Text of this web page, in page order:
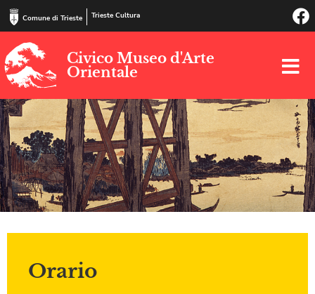
Comune di Trieste Trieste Cultura
Civico Museo d'Arte
Orientale
Orario